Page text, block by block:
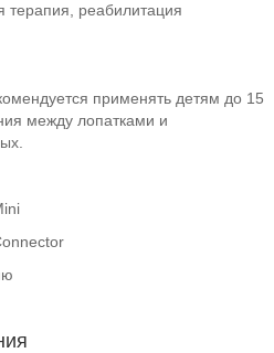
терапия, реабилитация
применять детям до 15
между лопатками и